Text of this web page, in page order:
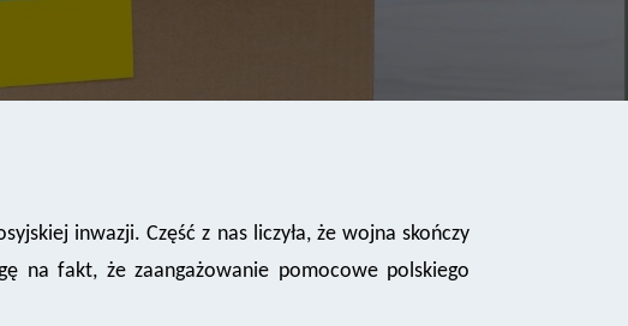
inwazji. Część z nas liczyła, że wojna skończy
na fakt, że zaangażowanie pomocowe polskiego